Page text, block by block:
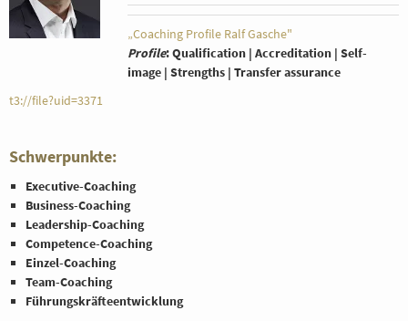
„Coaching Profile Ralf Gasche"
Profile: Qualification | Accreditation | Self-
image | Strengths | Transfer assurance
t3://file?uid=3371
Schwerpunkte:
Executive-Coaching
Business-Coaching
Leadership-Coaching
Competence-Coaching
Einzel-Coaching
Team-Coaching
Führungskräfteentwicklung